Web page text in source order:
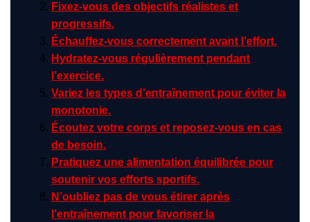
Fixez-vous des objectifs réalistes et
progressifs.
Échauffez-vous correctement avant l’effort.
Hydratez-vous régulièrement pendant
l’exercice.
Variez les types d’entraînement pour éviter la
monotonie.
Écoutez votre corps et reposez-vous en cas
de besoin.
Pratiquez une alimentation équilibrée pour
soutenir vos efforts sportifs.
N’oubliez pas de vous étirer après
l’entraînement pour favoriser la